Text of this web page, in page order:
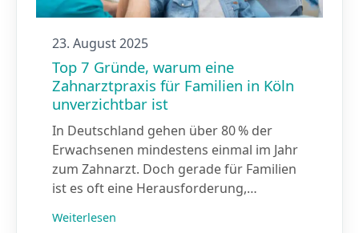
23. August 2025
Top 7 Gründe, warum eine
Zahnarztpraxis für Familien in Köln
unverzichtbar ist
In Deutschland gehen über 80 % der
Erwachsenen mindestens einmal im Jahr
zum Zahnarzt. Doch gerade für Familien
ist es oft eine Herausforderung,…
Weiterlesen